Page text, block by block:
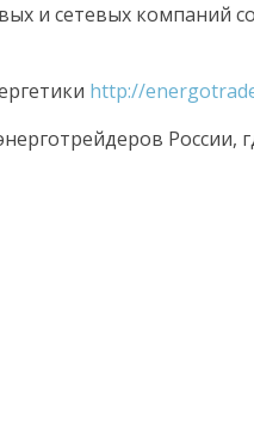
и сетевых компаний
http://
России,